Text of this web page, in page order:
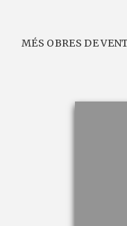
MÉS OBRES DE